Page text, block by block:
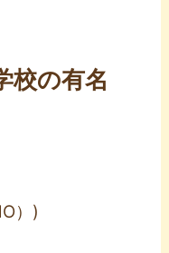
校の有名
）)